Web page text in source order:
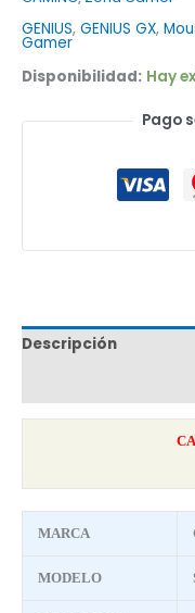
GENIUS, GENIUS GX,
Gamer
Disponibilidad: Hay
Pago
Descripción
MARCA
MODELO